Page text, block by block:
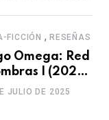
FICCIÓN , RESEÑAS
Omega: Red
I (2025):
vences a un
JULIO DE 2025